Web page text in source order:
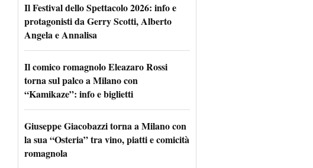
Il Festival dello Spettacolo 2026: info e
protagonisti da Gerry Scotti, Alberto
Angela e Annalisa
Il comico romagnolo Eleazaro Rossi
torna sul palco a Milano con
“Kamikaze”: info e biglietti
Giuseppe Giacobazzi torna a Milano con
la sua “Osteria” tra vino, piatti e comicità
romagnola